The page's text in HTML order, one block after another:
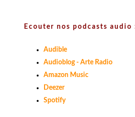
Ecouter nos podcasts audio
Audible
Audioblog - Arte Radio
Amazon Music
Deezer
Spotify